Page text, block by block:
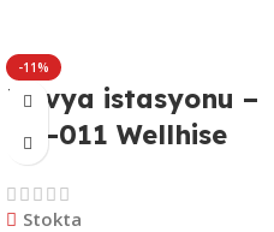
-11%
Havya istasyonu –
WL-011 Wellhise
Stokta